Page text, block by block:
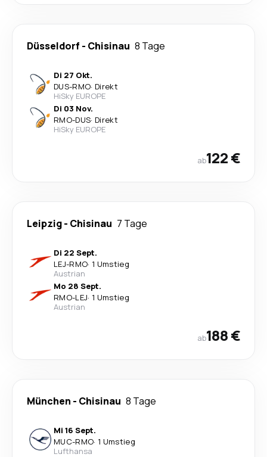
Düsseldorf - Chisinau 8 Tage
Di 27 Okt.
DUS-RMO· Direkt
HiSky EUROPE
Di 03 Nov.
RMO-DUS· Direkt
HiSky EUROPE
ab122 €
Leipzig- Chisinau 7 Tage
Di 22 Sept.
LEJ-RMO· 1 Umstieg
Austrian
Mo 28 Sept.
RMO-LEJ· 1 Umstieg
Austrian
ab188 €
München - Chisinau 8 Tage
Mi 16 Sept.
MUC-RMO· 1 Umstieg
Lufthansa